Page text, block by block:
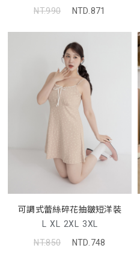
NT.990
NTD.871
可調式蕾絲碎花抽皺短洋裝
L XL 2XL 3XL
NT.850
NTD.748